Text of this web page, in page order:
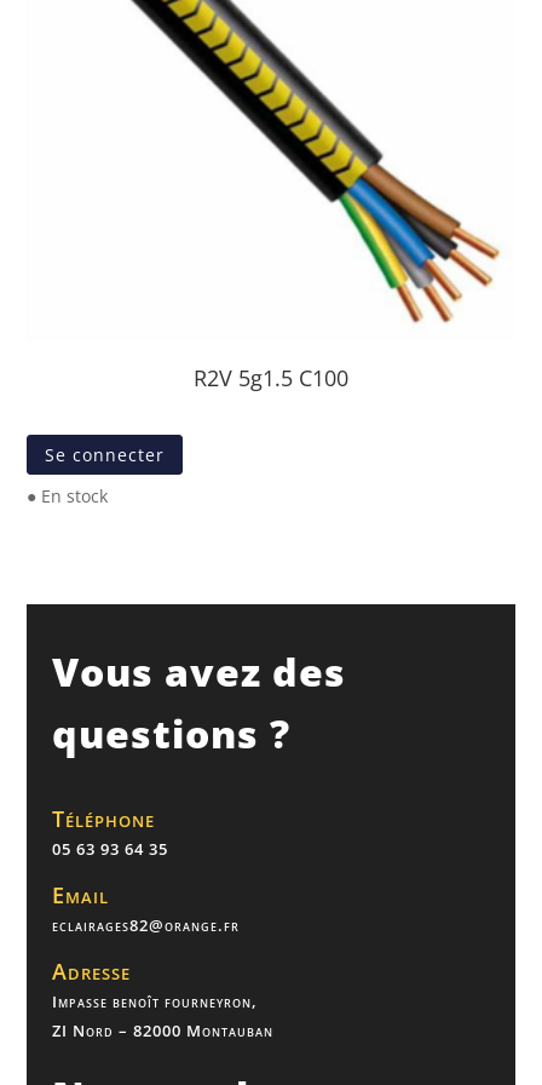
R2V 5g1.5 C100
Se connecter
● En stock
Vous avez des
questions ?
Téléphone
05 63 93 64 35
Email
eclairages82@orange.fr
Adresse
Impasse benoît fourneyron,
ZI Nord – 82000 Montauban